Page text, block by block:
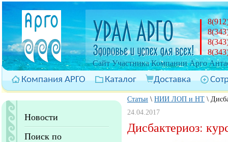
Cайт Участника Компании Арго
Компания АРГО Каталог Доставка
Новости
Поиск по
Статьи \ НИИ ЛОП и НТ \
24.04.2017
Дисбактериоз: